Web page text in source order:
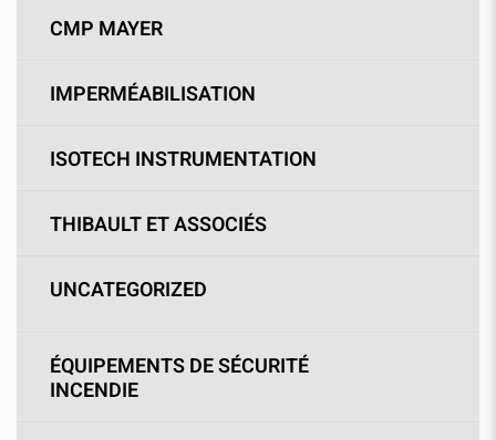
CMP MAYER
IMPERMÉABILISATION
ISOTECH INSTRUMENTATION
THIBAULT ET ASSOCIÉS
UNCATEGORIZED
ÉQUIPEMENTS DE SÉCURITÉ
INCENDIE